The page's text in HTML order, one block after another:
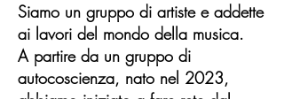
Siamo un gruppo di artiste e addette
ai lavori del mondo della musica.
A partire da un gruppo di
autocoscienza, nato nel 2023,